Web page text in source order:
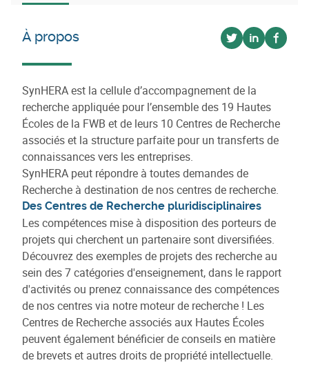
À propos
Voir sur twitter
Voir sur
Voir
SynHERA est la cellule d’accompagnement de la
recherche appliquée pour l’ensemble des 19 Hautes
Écoles de la FWB et de leurs 10 Centres de Recherche
associés et la structure parfaite pour un transferts de
connaissances vers les entreprises.
SynHERA peut répondre à toutes demandes de
Recherche à destination de nos centres de recherche.
Des Centres de Recherche pluridisciplinaires
Les compétences mise à disposition des porteurs de
projets qui cherchent un partenaire sont diversifiées.
Découvrez des exemples de projets des recherche au
sein des 7 catégories d'enseignement, dans le rapport
d'activités ou prenez connaissance des compétences
de nos centres via notre moteur de recherche ! Les
Centres de Recherche associés aux Hautes Écoles
peuvent également bénéficier de conseils en matière
de brevets et autres droits de propriété intellectuelle.